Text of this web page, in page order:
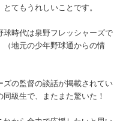
てもうれしいことです。
時代は泉野フレッシャーズで
地元の少年野球通からの情
の監督の談話が掲載されてい
級生で、またまた驚いた！